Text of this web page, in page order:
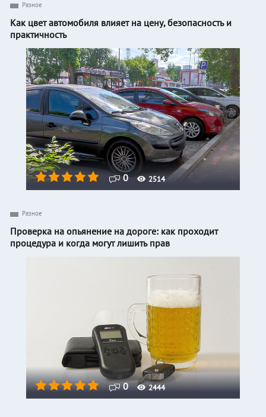
0 2514
Разное
Как цвет автомобиля влияет на цену, безопасность и
практичность
0 2444
Разное
Проверка на опьянение на дороге: как проходит
процедура и когда могут лишить прав